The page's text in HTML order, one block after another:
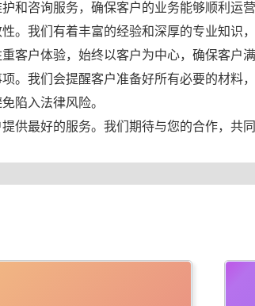
和咨询服务，确保客户的业务能够顺利运营
。我们有着丰富的经验和深厚的专业知
客户体验，始终以客户为中心，确保客户满
。我们会提醒客户准备好所有必要的材
陷入法律风险。
供最好的服务。我们期待与您的合作，共同